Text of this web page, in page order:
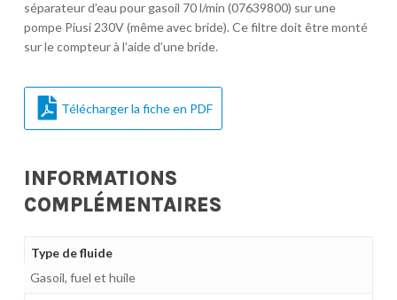
séparateur d’eau pour gasoil 70 l/min (07639800) sur une
pompe Piusi 230V (même avec bride). Ce filtre doit être monté
sur le compteur à l’aide d’une bride.
Télécharger la fiche en PDF
INFORMATIONS
COMPLÉMENTAIRES
Type de fluide
Gasoil, fuel et huile